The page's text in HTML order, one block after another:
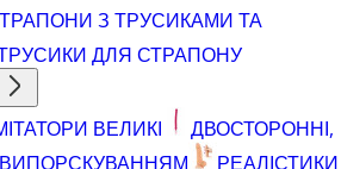
З ТРУСИКАМИ ТА
ДЛЯ СТРАПОНУ
ВЕЛИКІ
ДВОСТОРОННІ,
РЕАЛІСТИКИ